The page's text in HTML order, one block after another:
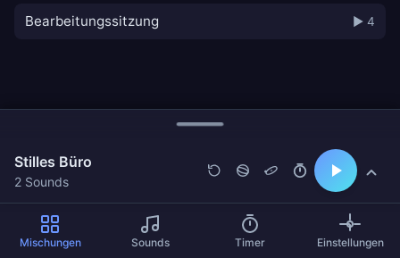
Bearbeitungssitzung ▶ 4
Stilles Büro
2 Sounds
Mischungen Sounds Timer Einstellungen